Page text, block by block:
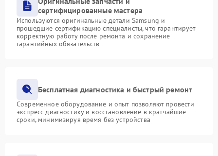
сертифицированные мастера
Используются оригинальные детали Samsung и
прошедшие сертификацию специалисты, что гарантирует
корректную работу после ремонта и сохранение
гарантийных обязательств
Бесплатная диагностика и быстрый ремонт
Современное оборудование и опыт позволяют провести
экспресс-диагностику и восстановление в кратчайшие
сроки, минимизируя время без устройства